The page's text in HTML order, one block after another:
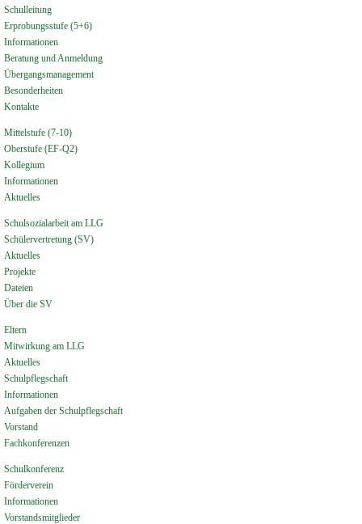
Schulleitung
Erprobungsstufe (5+6)
Informationen
Beratung und Anmeldung
Übergangsmanagement
Besonderheiten
Kontakte
Mittelstufe (7-10)
Oberstufe (EF-Q2)
Kollegium
Informationen
Aktuelles
Schulsozialarbeit am LLG
Schülervertretung (SV)
Aktuelles
Projekte
Dateien
Über die SV
Eltern
Mitwirkung am LLG
Aktuelles
Schulpflegschaft
Informationen
Aufgaben der Schulpflegschaft
Vorstand
Fachkonferenzen
Schulkonferenz
Förderverein
Informationen
Vorstandsmitglieder